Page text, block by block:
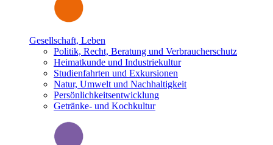
Gesellschaft, Leben
Politik, Recht, Beratung und Verbraucherschutz
Heimatkunde und Industriekultur
Studienfahrten und Exkursionen
Natur, Umwelt und Nachhaltigkeit
Persönlichkeitsentwicklung
Getränke- und Kochkultur